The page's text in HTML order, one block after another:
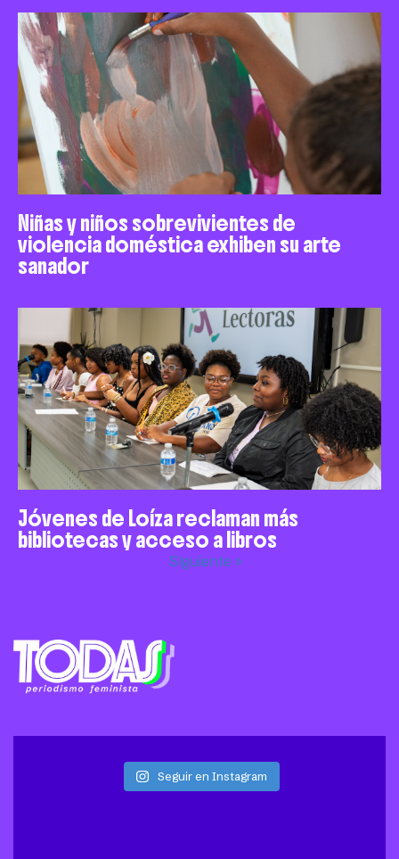
Niñas y niños sobrevivientes de
violencia doméstica exhiben su arte
sanador
Jóvenes de Loíza reclaman más
bibliotecas y acceso a libros
Siguiente »
Seguir en Instagram